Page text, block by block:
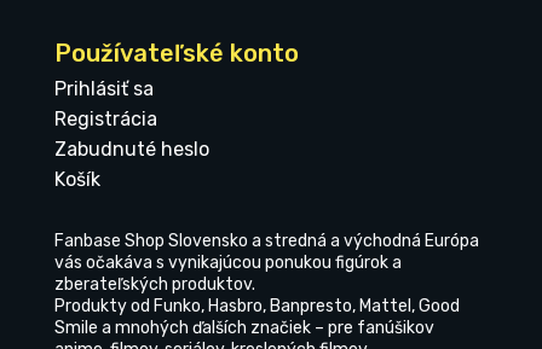
Používateľské konto
Prihlásiť sa
Registrácia
Zabudnuté heslo
Košík
Fanbase Shop Slovensko a stredná a východná Európa
vás očakáva s vynikajúcou ponukou figúrok a
zberateľských produktov.
Produkty od Funko, Hasbro, Banpresto, Mattel, Good
Smile a mnohých ďalších značiek – pre fanúšikov